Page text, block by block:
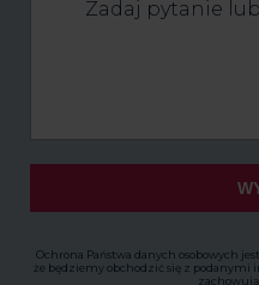
pytanie
Ochrona Państwa danych osobowych
że będziemy obchodzić się z